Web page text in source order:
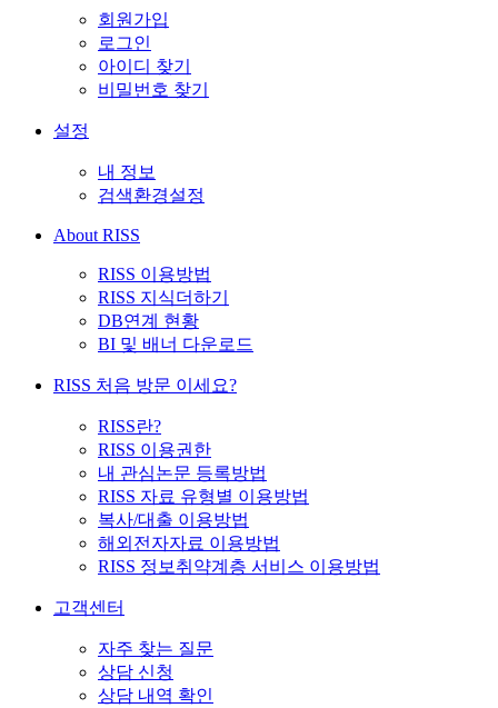
회원가입
로그인
아이디 찾기
비밀번호 찾기
설정
내 정보
검색환경설정
About RISS
RISS 이용방법
RISS 지식더하기
DB연계 현황
BI 및 배너 다운로드
RISS 처음 방문 이세요?
RISS란?
RISS 이용권한
내 관심논문 등록방법
RISS 자료 유형별 이용방법
복사/대출 이용방법
해외전자자료 이용방법
RISS 정보취약계층 서비스 이용방법
고객센터
자주 찾는 질문
상담 신청
상담 내역 확인